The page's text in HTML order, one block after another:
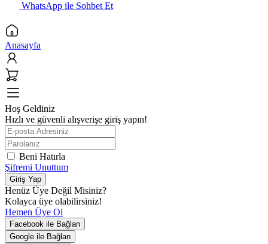
WhatsApp ile Sohbet Et
Anasayfa
Hoş Geldiniz
Hızlı ve güvenli alışverişe giriş yapın!
Beni Hatırla
Şifremi Unuttum
Giriş Yap
Henüz Üye Değil Misiniz?
Kolayca üye olabilirsiniz!
Hemen Üye Ol
Facebook ile Bağlan
Google ile Bağlan